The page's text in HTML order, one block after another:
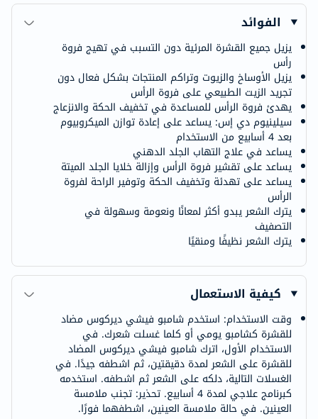
الفوائد
يزيل جميع القشرة المرئية دون التسبب في تهيج فروة
رأس
يزيل الأوساخ والزيوت وتراكم المنتجات بشكل فعال دون
تجريد الزيت الطبيعي على فروة الرأس
يهدئ فروة الرأس للمساعدة في تخفيف الحكة والانزعاج
سيلينيوم دي إس: يساعد على إعادة توازن الميكروبيوم
بعد 4 أسابيع من الاستخدام
يساعد في علاج التهاب الجلد الدهني
يساعد على تقشير فروة الرأس وإزالة خلايا الجلد الميتة
يساعد على تهدئة وتخفيف الحكة وتوفير الراحة لفروة
الرأس
يترك الشعر يبدو أكثر لمعانًا ونعومة وسهولة في
التصفيف
يترك الشعر نظيفًا ومنقيًا
كيفية الاستعمال
وقت الاستخدام: استخدم شامبو فيشي ديركوس مضاد
للقشرة كشامبو يومي أو كلما غسلت شعرك. في
الاستخدام الأول، اترك شامبو فيشي ديركوس المضاد
للقشرة على الشعر لمدة دقيقتين، ثم اشطفه جيدًا. في
الغسلات التالية، دلكه على الشعر ثم اشطفه. استخدمه
كبرنامج علاجي لمدة 4 أسابيع. تحذير: تجنب ملامسة
العينين. في حالة ملامسة العينين، اشطفهما فورًا.